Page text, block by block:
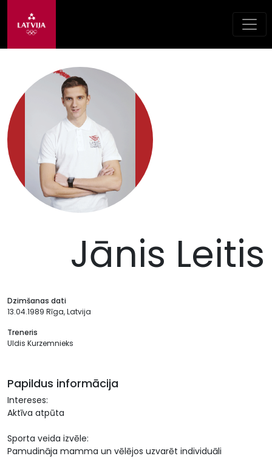
Jānis Leitis
Dzimšanas dati
13.04.1989 Rīga, Latvija
Treneris
Uldis Kurzemnieks
Papildus informācija
Intereses:
Aktīva atpūta
Sporta veida izvēle:
Pamudināja mamma un vēlējos uzvarēt individuāli